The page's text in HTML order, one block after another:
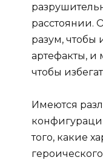
расстоянии.
разум, чтобы
артефакты, и
чтобы
Имеются
того, какие